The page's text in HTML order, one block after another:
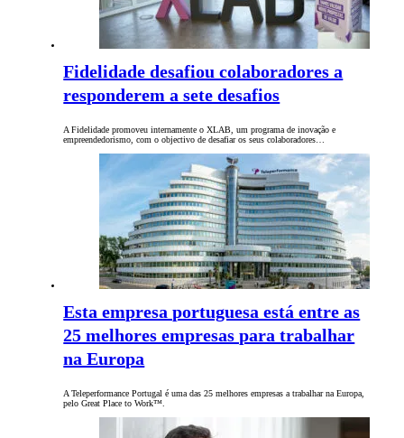
Fidelidade desafiou colaboradores a
responderem a sete desafios
A Fidelidade promoveu internamente o XLAB, um programa de inovação e
empreendedorismo, com o objectivo de desafiar os seus colaboradores…
Esta empresa portuguesa está entre as
25 melhores empresas para trabalhar
na Europa
A Teleperformance Portugal é uma das 25 melhores empresas a trabalhar na Europa,
pelo Great Place to Work™.